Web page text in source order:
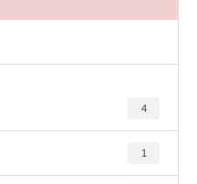
4
1